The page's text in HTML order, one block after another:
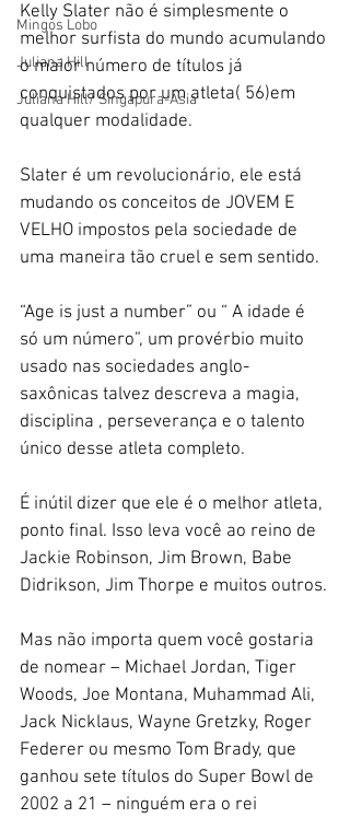
Mingos Lobo
Juliana Hill
Juliana Hill/ Singapura-Ásia
Kelly Slater não é simplesmente o
melhor surfista do mundo acumulando
o maior número de títulos já
conquistados por um atleta( 56)em
qualquer modalidade.
Slater é um revolucionário, ele está
mudando os conceitos de JOVEM E
VELHO impostos pela sociedade de
uma maneira tão cruel e sem sentido.
“Age is just a number” ou “ A idade é
só um número”, um provérbio muito
usado nas sociedades anglo-
saxônicas talvez descreva a magia,
disciplina , perseverança e o talento
único desse atleta completo.
É inútil dizer que ele é o melhor atleta,
ponto final. Isso leva você ao reino de
Jackie Robinson, Jim Brown, Babe
Didrikson, Jim Thorpe e muitos outros.
Mas não importa quem você gostaria
de nomear – Michael Jordan, Tiger
Woods, Joe Montana, Muhammad Ali,
Jack Nicklaus, Wayne Gretzky, Roger
Federer ou mesmo Tom Brady, que
ganhou sete títulos do Super Bowl de
2002 a 21 – ninguém era o rei